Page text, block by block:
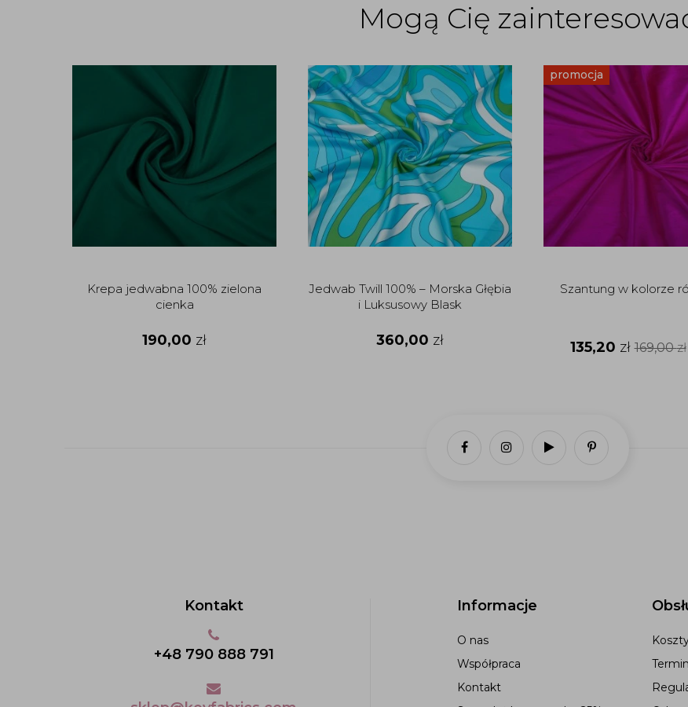
Mogą Cię
Krepa jedwabna 100% zielona
cienka
190,00 zł
Jedwab Twill 100% – Morska Głębia
i Luksusowy Blask
360,00 zł
promocja
Szantung w kolorze
135,20 zł 169,00zł
Informacje
O nas
Współpraca
Kontakt
Kontakt
+48 790 888 791